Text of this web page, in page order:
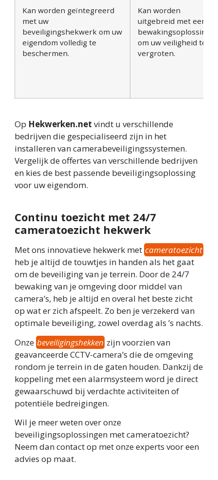
Kan worden geïntegreerd
met uw
beveiligingshekwerk om uw
eigendom volledig te
beschermen.
Kan worden
uitgebreid met een
bewakingsoplossing
om uw veiligheid te
vergroten.
Op Hekwerken.net vindt u verschillende
bedrijven die gespecialiseerd zijn in het
installeren van camerabeveiligingssystemen.
Vergelijk de offertes van verschillende bedrijven
en kies de best passende beveiligingsoplossing
voor uw eigendom.
Continu toezicht met 24/7
cameratoezicht hekwerk
Met ons innovatieve hekwerk met cameratoezicht
heb je altijd de touwtjes in handen als het gaat
om de beveiliging van je terrein. Door de 24/7
bewaking van je omgeving door middel van
camera’s, heb je altijd en overal het beste zicht
op wat er zich afspeelt. Zo ben je verzekerd van
optimale beveiliging, zowel overdag als ’s nachts.
Onze beveiligingshekken zijn voorzien van
geavanceerde CCTV-camera’s die de omgeving
rondom je terrein in de gaten houden. Dankzij de
koppeling met een alarmsysteem word je direct
gewaarschuwd bij verdachte activiteiten of
potentiële bedreigingen.
Wil je meer weten over onze
beveiligingsoplossingen met cameratoezicht?
Neem dan contact op met onze experts voor een
advies op maat.